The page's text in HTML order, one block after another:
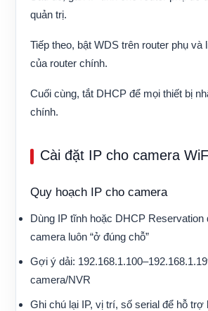
quản trị.
Tiếp theo, bật WDS trên router phụ và
của router chính.
Cuối cùng, tắt DHCP để mọi thiết bị
chính.
Cài đặt IP cho camera
Quy hoạch IP cho camera
Dùng IP tĩnh hoặc DHCP Reservation
camera luôn “ở đúng chỗ”
Gợi ý dải:
camera/NVR
Ghi chú lại IP, vị trí, số serial để hỗ trợ